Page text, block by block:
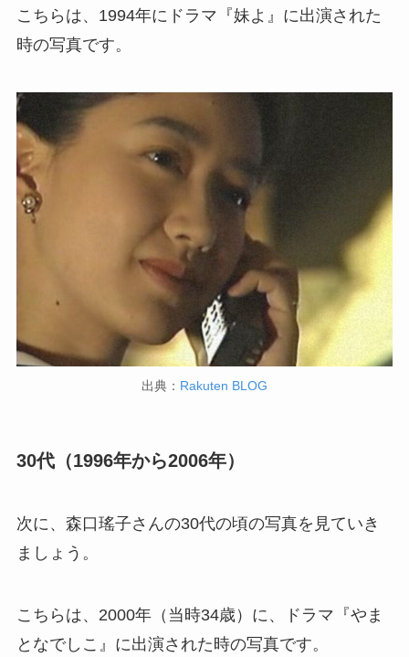
こちらは、1994年にドラマ『妹よ』に出演された
時の写真です。
出典： Rakuten BLOG
30代（1996年から2006年）
次に、森口瑤子さんの30代の頃の写真を見ていき
ましょう。
こちらは、2000年（当時34歳）に、ドラマ『やま
となでしこ』に出演された時の写真です。